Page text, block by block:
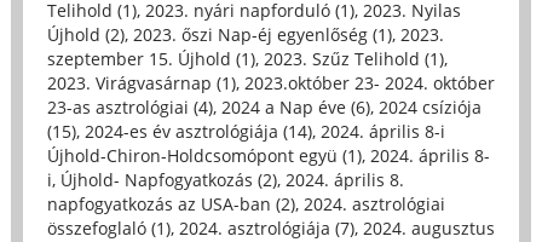
Telihold (1), 2023. nyári napforduló (1), 2023. Nyilas
Újhold (2), 2023. őszi Nap-éj egyenlőség (1), 2023.
szeptember 15. Újhold (1), 2023. Szűz Telihold (1),
2023. Virágvasárnap (1), 2023.október 23- 2024. október
23-as asztrológiai (4), 2024 a Nap éve (6), 2024 csíziója
(15), 2024-es év asztrológiája (14), 2024. április 8-i
Újhold-Chiron-Holdcsomópont együ (1), 2024. április 8-
i, Újhold- Napfogyatkozás (2), 2024. április 8.
napfogyatkozás az USA-ban (2), 2024. asztrológiai
összefoglaló (1), 2024. asztrológiája (7), 2024. augusztus